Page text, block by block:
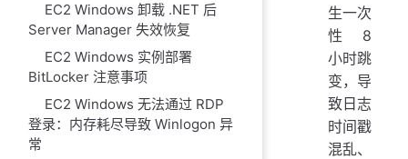
EC2 Windows 卸载 .NET 后
Server Manager 失效恢复
EC2 Windows 实例部署
BitLocker 注意事项
EC2 Windows 无法通过 RDP
登录：内存耗尽导致 Winlogon 异
常
生一次
性 8
小时跳
变，导
致日志
时间戳
混乱、